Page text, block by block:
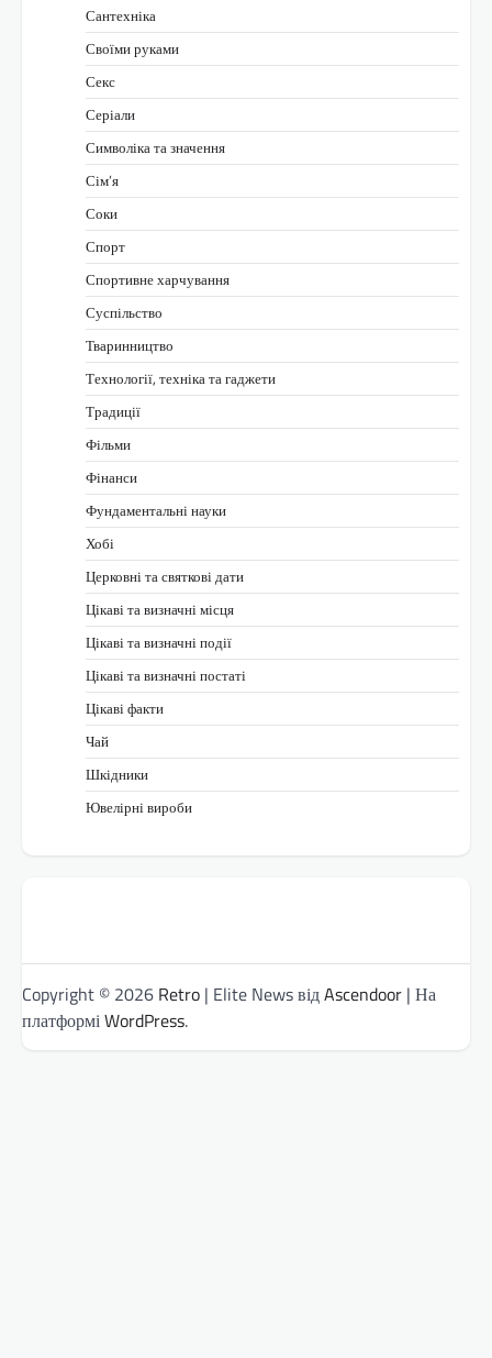
Сантехніка
Своїми руками
Секс
Серіали
Символіка та значення
Сім’я
Соки
Спорт
Спортивне харчування
Суспільство
Тваринництво
Технології, техніка та гаджети
Традиції
Фільми
Фінанси
Фундаментальні науки
Хобі
Церковні та святкові дати
Цікаві та визначні місця
Цікаві та визначні події
Цікаві та визначні постаті
Цікаві факти
Чай
Шкідники
Ювелірні вироби
Copyright © 2026 Retro | Elite News відAscendoor | На
платформіWordPress.